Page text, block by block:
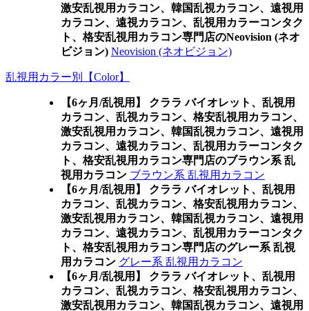
激安乱視用カラコン、韓国乱視カラコン、遠視用
カラコン、遠視カラコン、乱視用カラーコンタク
ト、格安乱視用カラコン専門店のNeovision (ネオ
ビジョン) Neovision (ネオビジョン)
乱視用カラー別【Color】
【6ヶ月/乱視用】 クララ バイオレット、乱視用
カラコン、乱視カラコン、格安乱視用カラコン、
激安乱視用カラコン、韓国乱視カラコン、遠視用
カラコン、遠視カラコン、乱視用カラーコンタク
ト、格安乱視用カラコン専門店のブラウン系 乱
視用カラコン ブラウン系 乱視用カラコン
【6ヶ月/乱視用】 クララ バイオレット、乱視用
カラコン、乱視カラコン、格安乱視用カラコン、
激安乱視用カラコン、韓国乱視カラコン、遠視用
カラコン、遠視カラコン、乱視用カラーコンタク
ト、格安乱視用カラコン専門店のグレー系 乱視
用カラコン グレー系 乱視用カラコン
【6ヶ月/乱視用】 クララ バイオレット、乱視用
カラコン、乱視カラコン、格安乱視用カラコン、
激安乱視用カラコン、韓国乱視カラコン、遠視用